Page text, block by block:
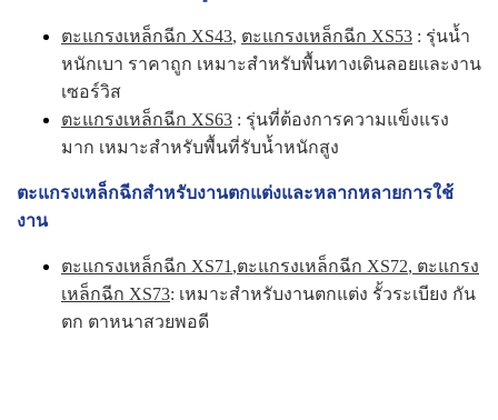
ตะแกรงเหล็กฉีก XS43, ตะแกรงเหล็กฉีก XS53 : รุ่นน้ำ
หนักเบา ราคาถูก เหมาะสำหรับพื้นทางเดินลอยและงาน
เซอร์วิส
ตะแกรงเหล็กฉีก XS63 : รุ่นที่ต้องการความแข็งแรง
มาก เหมาะสำหรับพื้นที่รับน้ำหนักสูง
ตะแกรงเหล็กฉีกสำหรับงานตกแต่งและหลากหลายการใช้
งาน
ตะแกรงเหล็กฉีก XS71 ,ตะแกรงเหล็กฉีก XS72, ตะแกรง
เหล็กฉีก XS73: เหมาะสำหรับงานตกแต่ง รั้วระเบียง กัน
ตก ตาหนาสวยพอดี